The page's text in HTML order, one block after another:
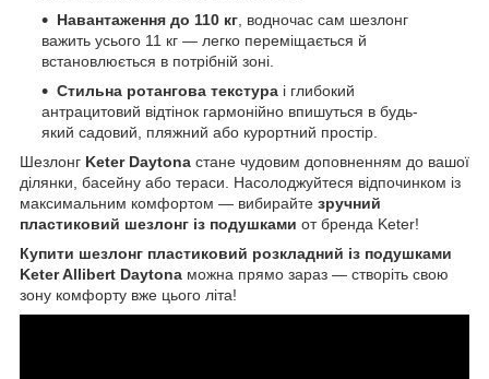
Навантаження до 110 кг , водночас сам шезлонг
важить усього 11 кг — легко переміщається й
встановлюється в потрібній зоні.
Стильна ротангова текстура і глибокий
антрацитовий відтінок гармонійно впишуться в будь-
який садовий, пляжний або курортний простір.
Шезлонг Keter Daytona стане чудовим доповненням до вашої
ділянки, басейну або тераси. Насолоджуйтеся відпочинком із
максимальним комфортом — вибирайте зручний
пластиковий шезлонг із подушками от бренда Keter!
Купити шезлонг пластиковий розкладний із подушками
Keter Allibert Daytona можна прямо зараз — створіть свою
зону комфорту вже цього літа!